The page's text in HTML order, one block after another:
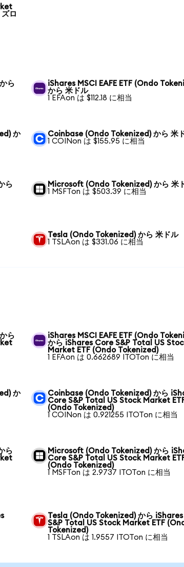
ロ
ら
iShares MSCI EAFE ETF (Ondo
から 米ドル
1 EFAon は $112.18 に相当
か
Coinbase (Ondo Tokenized) から 米
1 COINon は $155.95 に相当
ら
Microsoft (Ondo Tokenized) から 米
1 MSFTon は $503.39 に相当
Tesla (Ondo Tokenized) から 米ドル
1 TSLAon は $331.06 に相当
ら
iShares MSCI EAFE ETF (Ondo
から iShares Core S&P Total US
Market ETF (Ondo Tokenized)
1 EFAon は 0.662689 ITOTon に相当
か
Coinbase (Ondo Tokenized) から
Core S&P Total US Stock Market
(Ondo Tokenized)
1 COINon は 0.921255 ITOTon に相当
ら
Microsoft (Ondo Tokenized) から
Core S&P Total US Stock Market
(Ondo Tokenized)
1 MSFTon は 2.9737 ITOTon に相当
Tesla (Ondo Tokenized) から
S&P Total US Stock Market ETF
Tokenized)
1 TSLAon は 1.9557 ITOTon に相当